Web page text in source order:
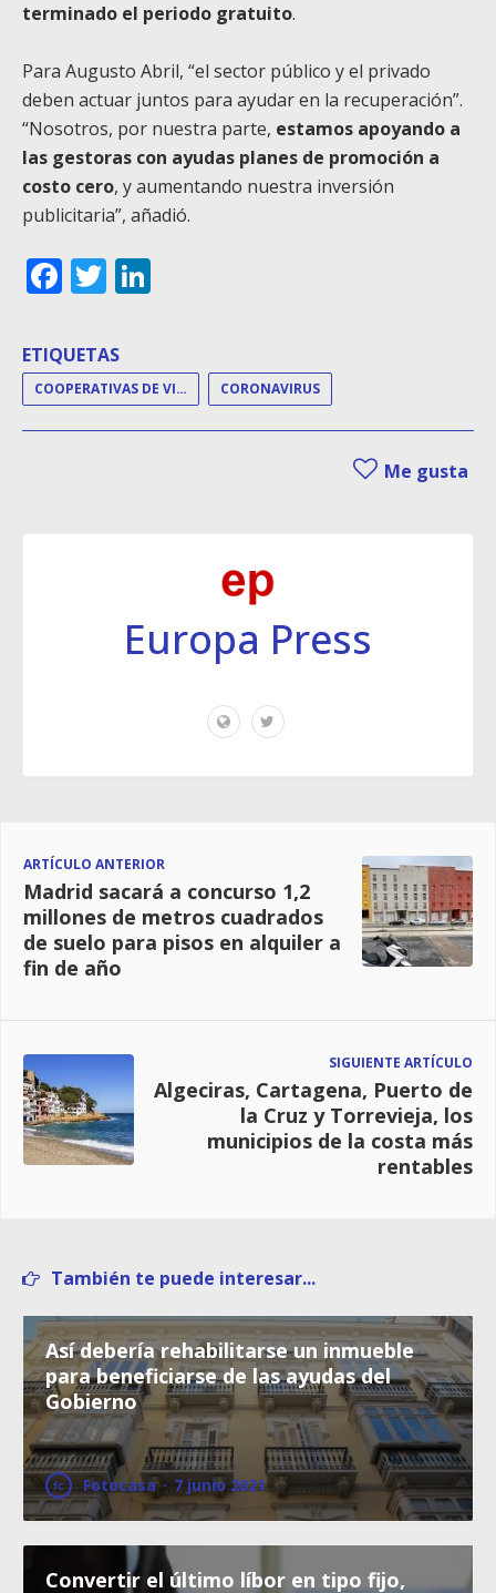
terminado el periodo gratuito.
Para Augusto Abril, “el sector público y el privado
deben actuar juntos para ayudar en la recuperación”.
“Nosotros, por nuestra parte, estamos apoyando a
las gestoras con ayudas planes de promoción a
costo cero, y aumentando nuestra inversión
publicitaria”, añadió.
Facebook
Twitter
ETIQUETAS
COOPERATIVAS DE VIVIENDAS CORONAVIRUS
Me gusta
Europa Press
ARTÍCULO ANTERIOR
Madrid sacará a concurso 1,2
millones de metros cuadrados
de suelo para pisos en alquiler a
fin de año
SIGUIENTE ARTÍCULO
Algeciras, Cartagena, Puerto de
la Cruz y Torrevieja, los
municipios de la costa más
rentables
También te puede interesar...
Así debería rehabilitarse un inmueble
para beneficiarse de las ayudas del
Gobierno
Fotocasa · 7 junio 2021
Convertir el último líbor en tipo fijo,